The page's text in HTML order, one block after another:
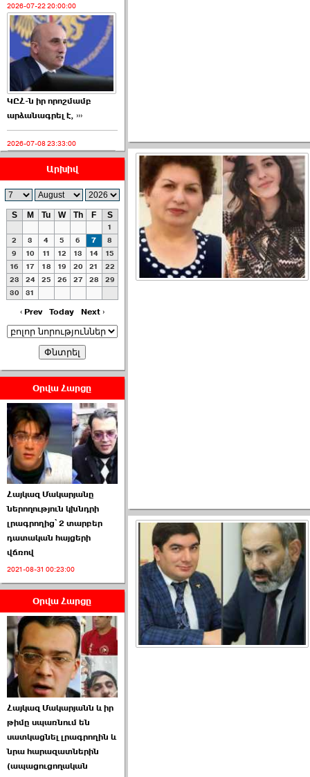
2026-07-22 20:00:00
ԿԸՀ-ն իր որոշմամբ
արձանագրել է, ›››
2026-07-08 23:33:00
ՀԱՅԱՊԱՀՊԱՆՈՒԹԻՒՆ՝
ՀԱՒԱՏՔԻ ԵՒ
ԿՐԹՈՒԹԵԱՆ
ՃԱՆԱՊԱՐՀՈՎ ›››
2026-07-06 06:50:00
Ամենաշատը էսօրվանից
էի վախենում.Նիկոլայ
Եղիազարյան ›››
2026-07-05 23:19:00
ՏԵՍԱՆՅՈՒԹ․ Ի՞նչ
իրավիճակ է այս ›››
2026-07-04 10:40:00
Սահմանադրական
դատարանը մերժեց ›››
2026-07-02 00:39:00
Արխիվ
S M Tu W Th F S
1
2
3 4 5 6 7
8
9
10 11 12 13 14
15
16
17 18 19 20 21
22
23
24 25 26 27 28
29
30
31
‹ Prev Today Next ›
Օրվա Հարցը
Հայկազ Մակարյանը
ներողություն կխնդրի
լրագրողից՝ 2 տարբեր
դատական հայցերի
վճռով
2021-08-31 00:23:00
Օրվա Հարցը
Հայկազ Մակարյանն և իր
թիմը սպառնում են
սատկացնել լրագրողին և
նրա հարազատներին
(ապացուցողական